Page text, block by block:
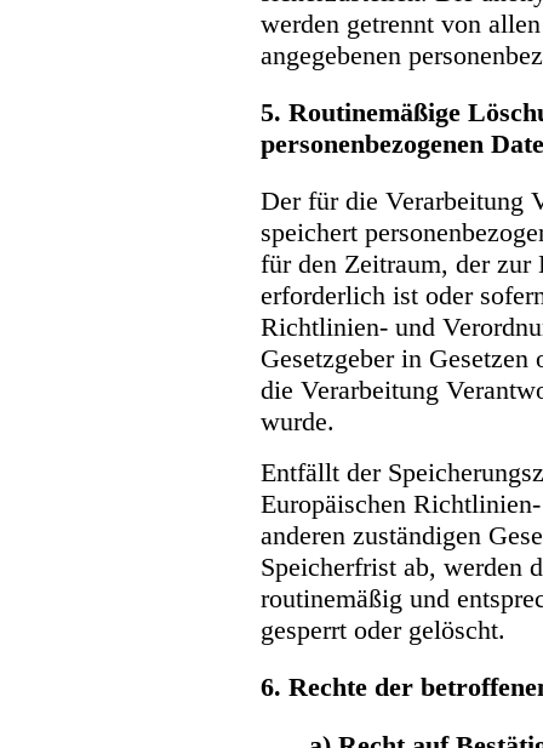
werden getrennt von
angegebenen
5. Routinemäßige
personenbezogenen
Der für die Verarbeitung
speichert
für den Zeitraum, der zur
erforderlich ist oder
Richtlinien- und
Gesetzgeber in
die Verarbeitung
wurde.
Entfällt der
Europäischen
anderen zuständigen
Speicherfrist ab, werden
routinemäßig und
gesperrt oder gelöscht.
6. Rechte der